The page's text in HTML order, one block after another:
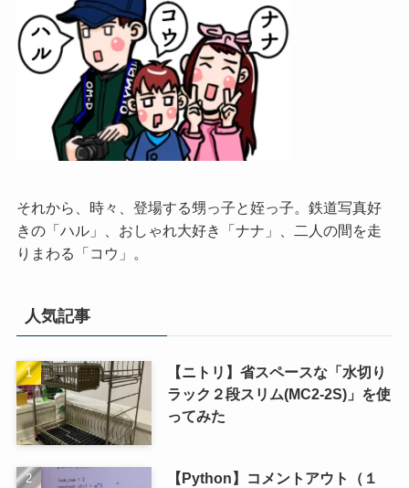
それから、時々、登場する甥っ子と姪っ子。鉄道写真好
きの「ハル」、おしゃれ大好き「ナナ」、二人の間を走
りまわる「コウ」。
人気記事
【ニトリ】省スペースな「水切り
ラック２段スリム(MC2-2S)」を使
ってみた
【Python】コメントアウト（１